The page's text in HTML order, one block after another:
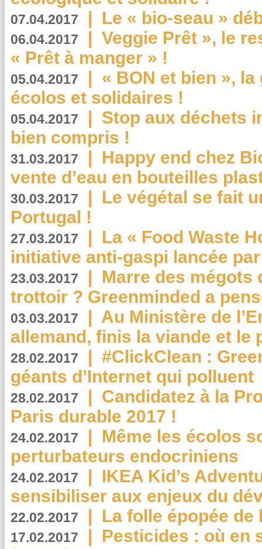
07.04.2017 | Le « bio-seau »
06.04.2017 | Veggie Prêt », le
« Prêt à manger » !
05.04.2017 | « BON et bien »,
écolos et solidaires !
05.04.2017 | Stop aux déchets
bien compris !
31.03.2017 | Happy end chez
vente d’eau en bouteilles
30.03.2017 | Le végétal se fait
Portugal !
27.03.2017 | La « Food Waste
initiative anti-gaspi lancée
23.03.2017 | Marre des mégots
trottoir ? Greenminded a
03.03.2017 | Au Ministère de
allemand, finis la viande et le
28.02.2017 | #ClickClean :
géants d’Internet qui polluent
28.02.2017 | Candidatez à la
Paris durable 2017 !
24.02.2017 | Même les écolos
perturbateurs endocriniens
24.02.2017 | IKEA Kid’s
sensibiliser aux enjeux du
22.02.2017 | La folle épopée de
17.02.2017 | Pesticides : où en